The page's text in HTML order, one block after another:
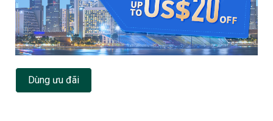
Dùng ưu đãi